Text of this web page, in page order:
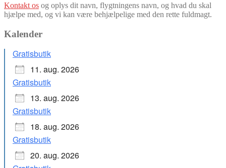
Kontakt os og oplys dit navn, flygtningens navn, og hvad du skal
hjælpe med, og vi kan være behjælpelige med den rette fuldmagt.
Kalender
Gratisbutik
11. aug. 2026
Gratisbutik
13. aug. 2026
Gratisbutik
18. aug. 2026
Gratisbutik
20. aug. 2026